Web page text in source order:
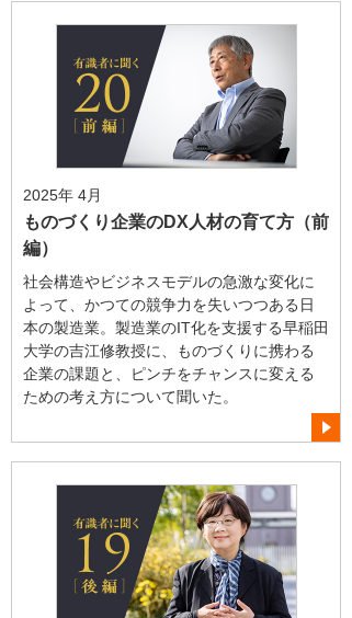
2025年 4月
ものづくり企業のDX人材の育て方（前
編）
社会構造やビジネスモデルの急激な変化に
よって、かつての競争力を失いつつある日
本の製造業。製造業のIT化を支援する早稲田
大学の吉江修教授に、ものづくりに携わる
企業の課題と、ピンチをチャンスに変える
ための考え方について聞いた。